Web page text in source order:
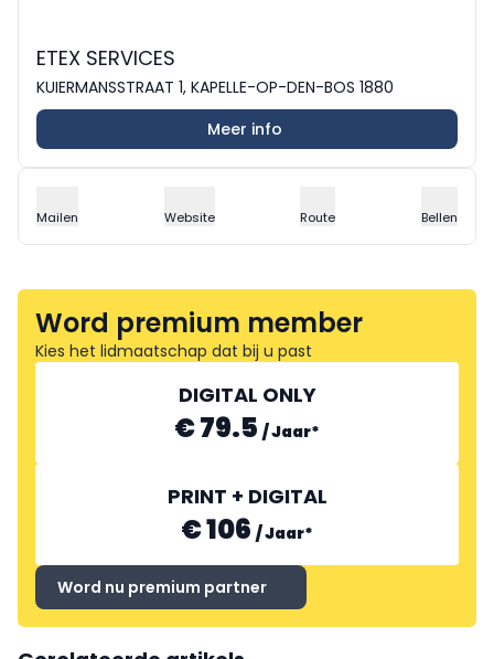
ETEX SERVICES
KUIERMANSSTRAAT 1, KAPELLE-OP-DEN-BOS 1880
Meer info
Mailen Website Route Bellen
Word premium member
Kies het lidmaatschap dat bij u past
DIGITAL ONLY
€ 79.5 /Jaar*
PRINT + DIGITAL
€ 106 /Jaar*
Word nu premium partner